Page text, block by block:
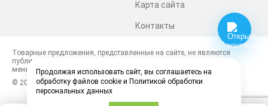
Карта сайта
Контакты
© 2026 Top Dentis. Все права защищены
Товарные предложения, представленные на сайте, не являются
публичной офертой. Наличие и стоимость товаров уточняйте у
менеджеров.Продолжая использовать сайт, вы соглашаетесь на
обработку файлов cookie и Политикой обработки
персональных данных